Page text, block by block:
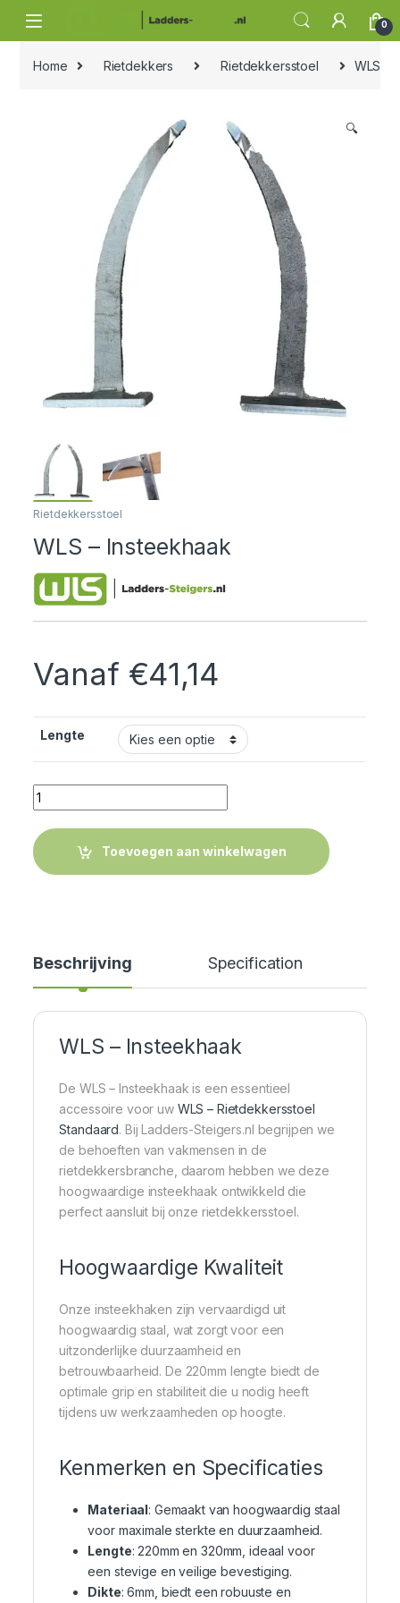
0
Home Rietdekkers Rietdekkersstoel WLS –
🔍
Rietdekkersstoel
WLS – Insteekhaak
Vanaf €41,14
Lengte
Quantity
Toevoegen aan winkelwagen
Beschrijving Specification
WLS – Insteekhaak
De WLS – Insteekhaak is een essentieel
accessoire voor uw WLS – Rietdekkersstoel
Standaard. Bij Ladders-Steigers.nl begrijpen we
de behoeften van vakmensen in de
rietdekkersbranche, daarom hebben we deze
hoogwaardige insteekhaak ontwikkeld die
perfect aansluit bij onze rietdekkersstoel.
Hoogwaardige Kwaliteit
Onze insteekhaken zijn vervaardigd uit
hoogwaardig staal, wat zorgt voor een
uitzonderlijke duurzaamheid en
betrouwbaarheid. De 220mm lengte biedt de
optimale grip en stabiliteit die u nodig heeft
tijdens uw werkzaamheden op hoogte.
Kenmerken en Specificaties
Materiaal: Gemaakt van hoogwaardig staal
voor maximale sterkte en duurzaamheid.
Lengte: 220mm en 320mm, ideaal voor
een stevige en veilige bevestiging.
Dikte: 6mm, biedt een robuuste en